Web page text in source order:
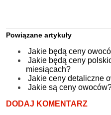
Powiązane artykuły
Jakie będą ceny
Jakie będą ceny
miesiącach?
Jakie ceny detaliczne
Jakie są ceny
DODAJ KOMENTARZ